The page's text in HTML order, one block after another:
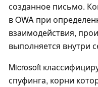
созданное письмо.
в OWA при
взаимодействия,
выполняется внутри
Microsoft
спуфинга, корни